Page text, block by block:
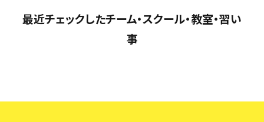
最近チェックしたチーム・スクール・教室・習い
事